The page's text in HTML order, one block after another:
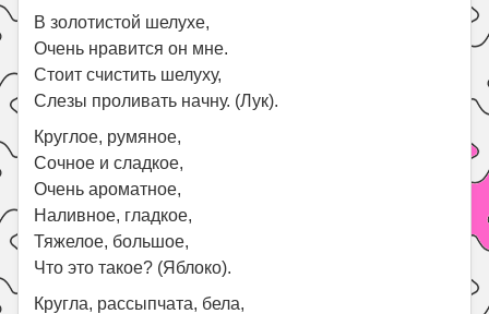
В золотистой шелухе,
Очень нравится он мне.
Стоит счистить шелуху,
Слезы проливать начну. (Лук).
Круглое, румяное,
Сочное и сладкое,
Очень ароматное,
Наливное, гладкое,
Тяжелое, большое,
Что это такое? (Яблоко).
Кругла, рассыпчата, бела,